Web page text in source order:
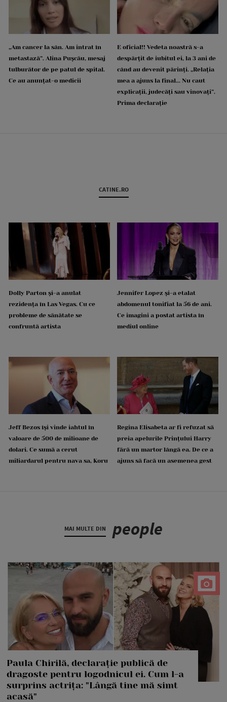
„Am cancer la sân. Am intrat în
metastază”. Alina Pușcău, mesaj
tulburător de pe patul de spital.
Ce au anunțat-o medicii
E oficial!! Vedeta noastră s-a
despărțit de iubitul ei, la 3 ani de
când au devenit părinți. „Relația
mea a ajuns la final... Nu caut
explicații, judecăți sau vinovați”.
Prima declarație
CATINE.RO
Dolly Parton și-a anulat
rezidența în Las Vegas. Cu ce
probleme de sănătate se
confruntă artista
Jennifer Lopez și-a etalat
abdomenul tonifiat la 56 de ani.
Ce imagini a postat artista în
mediul online
Jeff Bezos își vinde iahtul în
valoare de 500 de milioane de
dolari. Ce sumă a cerut
miliardarul pentru nava sa, Koru
Regina Elisabeta ar fi refuzat să
preia apelurile Prințului Harry
fără un martor lângă ea. De ce a
ajuns să facă un asemenea gest
MAI MULTE DIN people
Paula Chirilă, declarație publică de
dragoste pentru logodnicul ei. Cum l-a
surprins actrița: "Lângă tine mă simt
acasă"